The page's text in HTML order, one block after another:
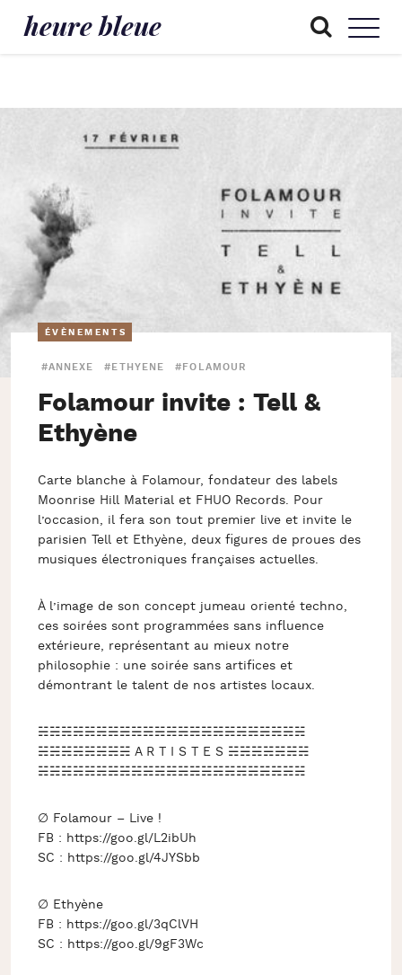
heure bleue
ÉVÈNEMENTS
#ANNEXE #ETHYENE #FOLAMOUR
Folamour invite : Tell &
Ethyène
Carte blanche à Folamour, fondateur des labels
Moonrise Hill Material et FHUO Records. Pour
l’occasion, il fera son tout premier live et invite le
parisien Tell et Ethyène, deux figures de proues des
musiques électroniques françaises actuelles.
À l’image de son concept jumeau orienté techno,
ces soirées sont programmées sans influence
extérieure, représentant au mieux notre
philosophie : une soirée sans artifices et
démontrant le talent de nos artistes locaux.
☵☵☵☵☵☵☵☵☵☵☵☵☵☵☵☵☵☵☵☵☵☵☵
☵☵☵☵☵☵☵☵ A R T I S T E S ☵☵☵☵☵☵☵
☵☵☵☵☵☵☵☵☵☵☵☵☵☵☵☵☵☵☵☵☵☵☵
∅ Folamour – Live !
FB : https://goo.gl/L2ibUh
SC : https://goo.gl/4JYSbb
∅ Ethyène
FB : https://goo.gl/3qClVH
SC : https://goo.gl/9gF3Wc